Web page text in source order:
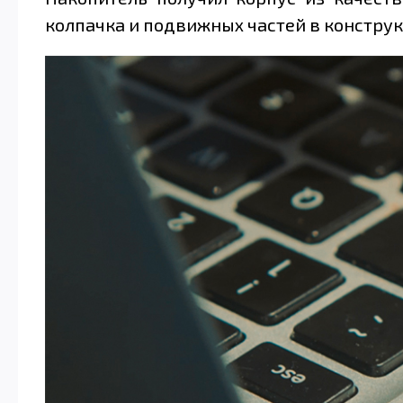
колпачка и подвижных частей в